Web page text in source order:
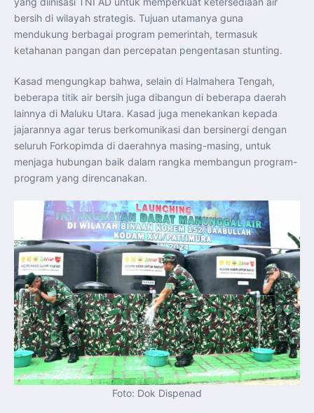
Perkuat Kerja Sama Repatriasi Artefak Budaya
Menteri PKP dan Ketua DEN Perkuat Kolaborasi
Teknologi, Data, dan Pembiayaan Demi Percepatan
Program 3 Juta Rumah
Pendaftaran MagangHub Angkatan II Batch 1 Dibuka
hingga 28 Juli 2026, Kesempatan Raih Pengalaman Kerja
KASAU Bekali 154 Perwira Remaja AAU 2026, Tekankan
Integritas dan Profesionalisme sebagai Bekal
Pengabdian
Menlu Sugiono Dorong Kemitraan ASEAN–Inggris yang
Lebih Erat Hadapi Tantangan Global
Indonesia Dorong ASEAN dan Uni Eropa Perkuat
Stabilitas Global melalui Kemitraan Strategis
Menlu RI Dorong Kemitraan Ekonomi ASEAN–Korea
Selatan untuk Perkuat Ketahanan Kawasan
Kemitraan ASEAN–Kanada Perkuat Ketahanan Ekonomi,
Pangan, dan Energi Kawasan
ASEAN dan India Perkuat Ketahanan Kawasan lewat
BI Pertahankan BI-Rate 5,75 Persen untuk Jaga
Stabilitas dan Dukung Pertumbuhan Ekonomi
Kepala BGN Sudaryono Tegaskan Komitmen Perkuat
Transparansi dan Akuntabilitas Program Makan Bergizi
Gratis
bersih di wilayah strategis. Tujuan utamanya guna
mendukung berbagai program pemerintah, termasuk
ketahanan pangan dan percepatan pengentasan stunting.
Kasad mengungkap bahwa, selain di Halmahera Tengah,
beberapa titik air bersih juga dibangun di beberapa daerah
lainnya di Maluku Utara. Kasad juga menekankan kepada
jajarannya agar terus berkomunikasi dan bersinergi dengan
seluruh Forkopimda di daerahnya masing-masing, untuk
menjaga hubungan baik dalam rangka membangun program-
program yang direncanakan.
Foto: Dok Dispenad